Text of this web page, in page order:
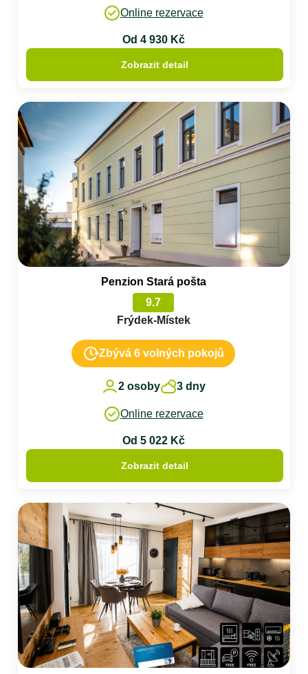
Online rezervace
Od 4 930 Kč
Zobrazit detail
Penzion Stará pošta
9.7
Frýdek-Místek
Zbývá 6 volných pokojů
2 osoby 3 dny
Online rezervace
Od 5 022 Kč
Zobrazit detail